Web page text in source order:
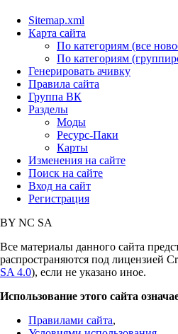
Sitemap.xml
Карта сайта
По категориям (все
По категориям
Генерировать ачивку
Правила сайта
Группа ВК
Разделы
Моды
Ресурс-Паки
Карты
Изменения на сайте
Поиск на сайте
Вход на сайт
Регистрация
BY NC SA
Все материалы данного сайта
распространяются под лицензией
SA 4.0), если не указано иное.
Использование этого сайта
Правилами сайта,